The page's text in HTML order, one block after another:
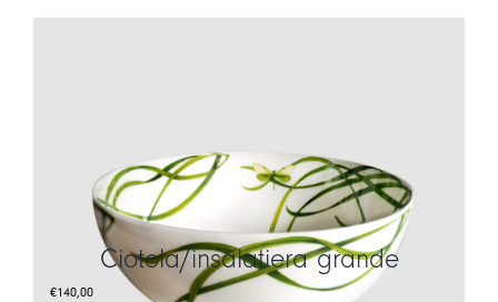
Ciotola/insalatiera grande
€140,00